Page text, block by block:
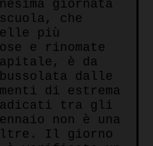
giornata
che
più
e rinomate
è da
dalle
di estrema
tra gli
non è una
Il giorno